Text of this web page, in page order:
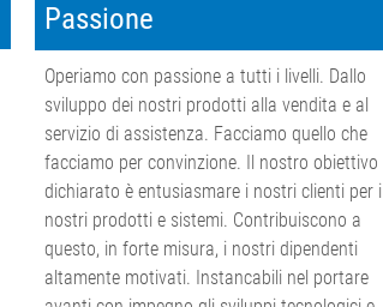
Passione
Operiamo con passione a tutti i livelli. Dallo
sviluppo dei nostri prodotti alla vendita e al
servizio di assistenza. Facciamo quello che
facciamo per convinzione. Il nostro obiettivo
dichiarato è entusiasmare i nostri clienti per i
nostri prodotti e sistemi. Contribuiscono a
questo, in forte misura, i nostri dipendenti
altamente motivati. Instancabili nel portare